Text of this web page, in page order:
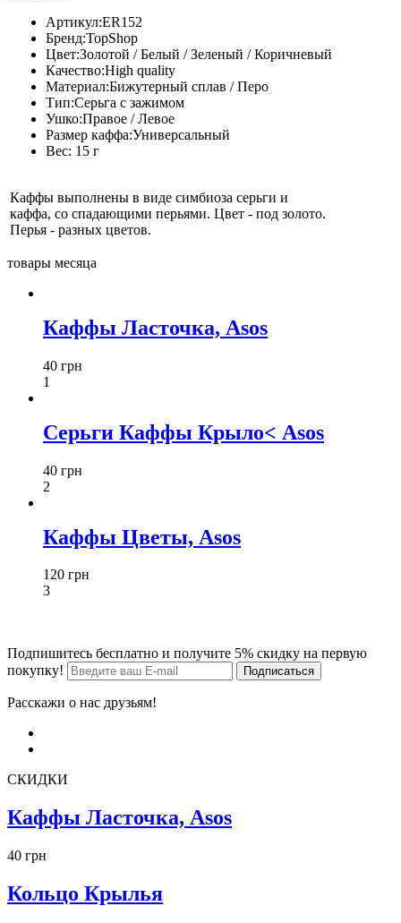
Артикул:ER152
Бренд:TopShop
Цвет:Золотой / Белый / Зеленый / Коричневый
Качество:High quality
Материал:Бижутерный сплав / Перо
Тип:Серьга с зажимом
Ушко:Правое / Левое
Размер каффа:Универсальный
Вес: 15 г
Каффы выполнены в виде симбиоза серьги и
каффа, со спадающими перьями. Цвет - под золото.
Перья - разных цветов.
товары месяца
Каффы Ласточка, Asos
40 грн
1
Серьги Каффы Крыло< Asos
40 грн
2
Каффы Цветы, Asos
120 грн
3
Подпишитесь бесплатно и получите 5% скидку на первую
покупку!
Расскажи о нас друзьям!
СКИДКИ
Каффы Ласточка, Asos
40 грн
Кольцо Крылья